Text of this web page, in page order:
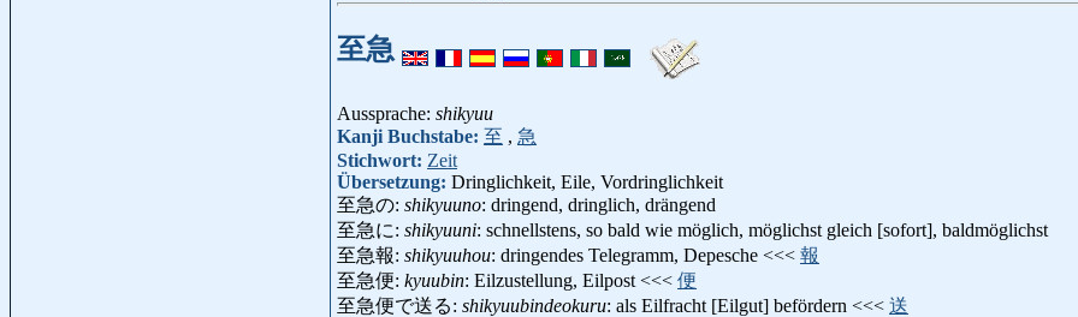
至急
Aussprache: shikyuu
Kanji Buchstabe: 至 , 急
Stichwort: Zeit
Übersetzung: Dringlichkeit, Eile, Vordringlichkeit
至急の: shikyuuno: dringend, dringlich, drängend
至急に: shikyuuni: schnellstens, so bald wie möglich, möglichst gleich [sofort], baldmöglichst
至急報: shikyuuhou: dringendes Telegramm, Depesche <<< 報
至急便: kyuubin: Eilzustellung, Eilpost <<< 便
至急便で送る: shikyuubindeokuru: als Eilfracht [Eilgut] befördern <<< 送